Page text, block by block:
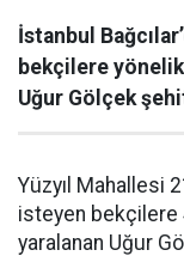
İstanbul
bekçilere yönelik
Uğur Gölçek
Yüzyıl Mahallesi
isteyen bekçilere
yaralanan Uğur